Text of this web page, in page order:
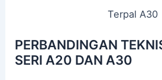
Terpal A30
PERBANDINGAN
SERI A20 DAN A30